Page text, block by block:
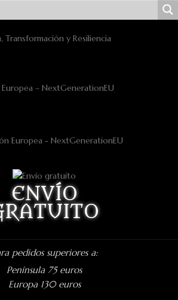
– NextGenerationEU
ENVÍO
pedidos superiores a:
Península 75 euros
Europa 130 euros